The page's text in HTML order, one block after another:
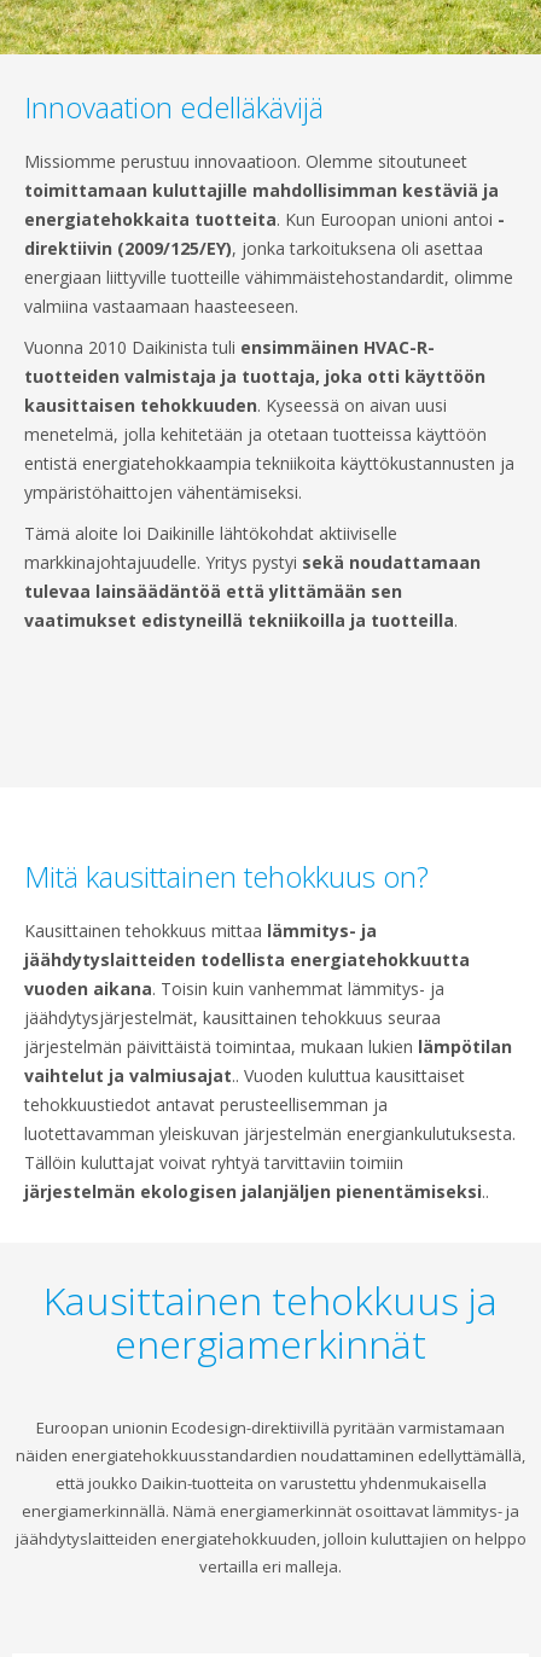
Innovaation edelläkävijä
Missiomme perustuu innovaatioon. Olemme sitoutuneet
toimittamaan kuluttajille mahdollisimman kestäviä ja
energiatehokkaita tuotteita. Kun Euroopan unioni antoi -
direktiivin (2009/125/EY), jonka tarkoituksena oli asettaa
energiaan liittyville tuotteille vähimmäistehostandardit, olimme
valmiina vastaamaan haasteeseen.
Vuonna 2010 Daikinista tuli ensimmäinen HVAC-R-
tuotteiden valmistaja ja tuottaja, joka otti käyttöön
kausittaisen tehokkuuden. Kyseessä on aivan uusi
menetelmä, jolla kehitetään ja otetaan tuotteissa käyttöön
entistä energiatehokkaampia tekniikoita käyttökustannusten ja
ympäristöhaittojen vähentämiseksi.
Tämä aloite loi Daikinille lähtökohdat aktiiviselle
markkinajohtajuudelle. Yritys pystyi sekä noudattamaan
tulevaa lainsäädäntöä että ylittämään sen
vaatimukset edistyneillä tekniikoilla ja tuotteilla.
Mitä kausittainen tehokkuus on?
Kausittainen tehokkuus mittaa lämmitys- ja
jäähdytyslaitteiden todellista energiatehokkuutta
vuoden aikana. Toisin kuin vanhemmat lämmitys- ja
jäähdytysjärjestelmät, kausittainen tehokkuus seuraa
järjestelmän päivittäistä toimintaa, mukaan lukien lämpötilan
vaihtelut ja valmiusajat.. Vuoden kuluttua kausittaiset
tehokkuustiedot antavat perusteellisemman ja
luotettavamman yleiskuvan järjestelmän energiankulutuksesta.
Tällöin kuluttajat voivat ryhtyä tarvittaviin toimiin
järjestelmän ekologisen jalanjäljen pienentämiseksi..
Kausittainen tehokkuus ja
energiamerkinnät
Euroopan unionin Ecodesign-direktiivillä pyritään varmistamaan
näiden energiatehokkuusstandardien noudattaminen edellyttämällä,
että joukko Daikin-tuotteita on varustettu yhdenmukaisella
energiamerkinnällä. Nämä energiamerkinnät osoittavat lämmitys- ja
jäähdytyslaitteiden energiatehokkuuden, jolloin kuluttajien on helppo
vertailla eri malleja.